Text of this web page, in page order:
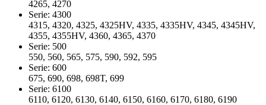
4265, 4270
Serie: 4300
4315, 4320, 4325, 4325HV, 4335, 4335HV, 4345, 4345HV,
4355, 4355HV, 4360, 4365, 4370
Serie: 500
550, 560, 565, 575, 590, 592, 595
Serie: 600
675, 690, 698, 698T, 699
Serie: 6100
6110, 6120, 6130, 6140, 6150, 6160, 6170, 6180, 6190